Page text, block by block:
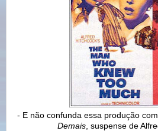
- E não confunda essa produção
Demais , suspense de